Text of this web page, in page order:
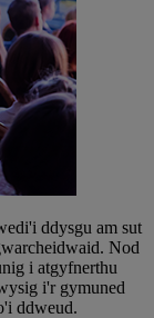
ddysgu am sut
Nod
i atgyfnerthu
i'r gymuned
ddweud.